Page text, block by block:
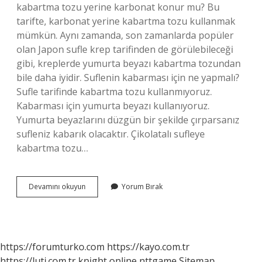
kabartma tozu yerine karbonat konur mu? Bu
tarifte, karbonat yerine kabartma tozu kullanmak
mümkün. Aynı zamanda, son zamanlarda popüler
olan Japon sufle krep tarifinden de görülebileceği
gibi, kreplerde yumurta beyazı kabartma tozundan
bile daha iyidir. Suflenin kabarması için ne yapmalı?
Sufle tarifinde kabartma tozu kullanmıyoruz.
Kabarması için yumurta beyazı kullanıyoruz.
Yumurta beyazlarını düzgün bir şekilde çırparsanız
sufleniz kabarık olacaktır. Çikolatalı sufleye
kabartma tozu…
Devamını okuyun
Kabartma
Yorum Bırak
https://forumturko.com https://kayo.com.tr